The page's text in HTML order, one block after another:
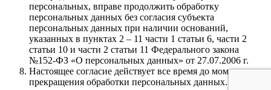
персональных, вправе продолжить обработку
персональных данных без согласия субъекта
персональных данных при наличии оснований,
указанных в пунктах 2 – 11 части 1 статьи 6, части 2
статьи 10 и части 2 статьи 11 Федерального закона
№152-ФЗ «О персональных данных» от 27.07.2006 г.
Настоящее согласие действует все время до момента
прекращения обработки персональных данных.